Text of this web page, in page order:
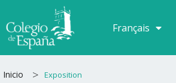
au
contenu
Français
Español
Inicio > Exposition